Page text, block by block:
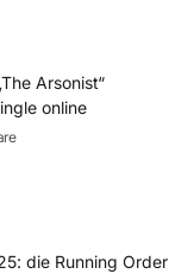
Arsonist“
online
die Running Order